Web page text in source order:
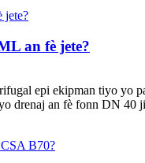
an fè jete?
epi ekipman tiyo
drenaj an fè fonn DN 40